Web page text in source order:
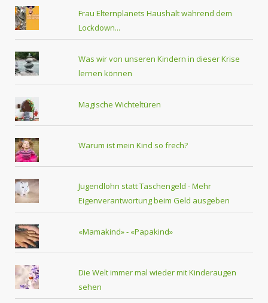
Frau Elternplanets Haushalt während dem
Lockdown...
Was wir von unseren Kindern in dieser Krise
lernen können
Magische Wichteltüren
Warum ist mein Kind so frech?
Jugendlohn statt Taschengeld - Mehr
Eigenverantwortung beim Geld ausgeben
«Mamakind» - «Papakind»
Die Welt immer mal wieder mit Kinderaugen
sehen